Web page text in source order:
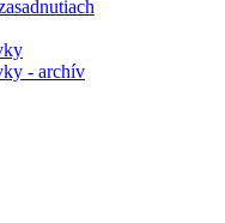
- archív